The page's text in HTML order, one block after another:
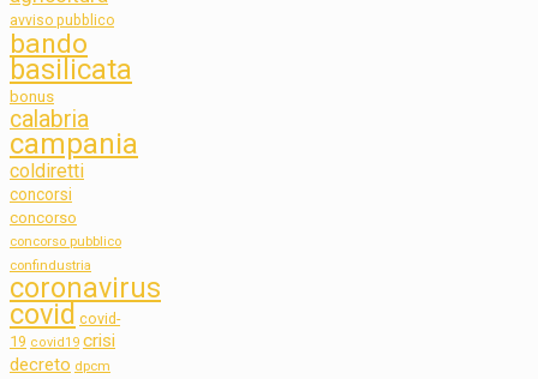
avviso pubblico
bando
basilicata
bonus
calabria
campania
coldiretti
concorsi
concorso
concorso pubblico
confindustria
coronavirus
covid covid-
19 covid19 crisi
decreto dpcm